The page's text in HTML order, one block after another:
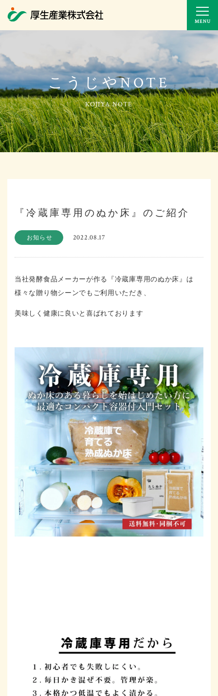
MENU
こうじやNOTE
『冷蔵庫専用のぬか床』のご紹介
お知らせ 2022.08.17
当社発酵食品メーカーが作る『冷蔵庫専用のぬか床』は
様々な贈り物シーンでもご利用いただき、
美味しく健康に良いと喜ばれております